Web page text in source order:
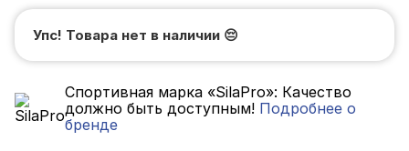
Упс! Товара нет в наличии 😔
Спортивная марка «SilaPro»: Качество
должно быть доступным! Подробнее о
бренде